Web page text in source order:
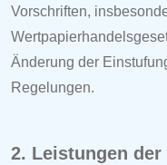
Vorschriften,
Änderung der
Regelungen.
2. Leistungen der